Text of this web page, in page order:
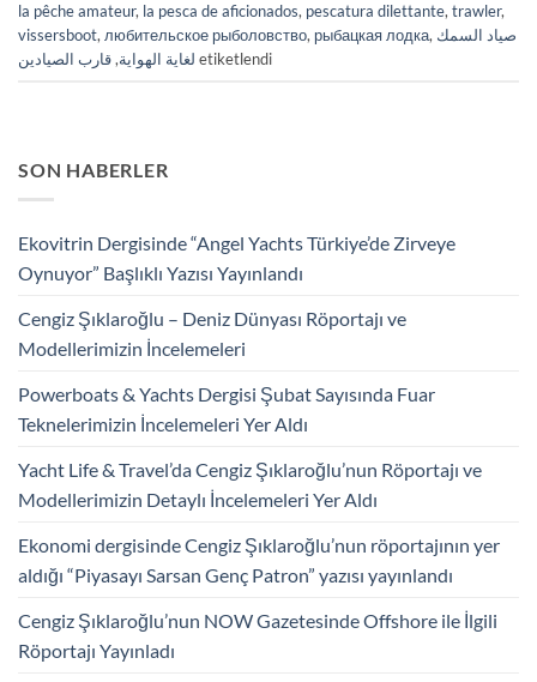
la pêche amateur, la pesca de aficionados, pescatura dilettante,trawler,
vissersboot,любительское рыболовство,рыбацкая лодка, صياد السمك
لغاية الهواية,قارب الصيادين etiketlendi
SON HABERLER
Ekovitrin Dergisinde “Angel Yachts Türkiye’de Zirveye
Oynuyor” Başlıklı Yazısı Yayınlandı
Cengiz Şıklaroğlu – Deniz Dünyası Röportajı ve
Modellerimizin İncelemeleri
Powerboats & Yachts Dergisi Şubat Sayısında Fuar
Teknelerimizin İncelemeleri Yer Aldı
Yacht Life & Travel’da Cengiz Şıklaroğlu’nun Röportajı ve
Modellerimizin Detaylı İncelemeleri Yer Aldı
Ekonomi dergisinde Cengiz Şıklaroğlu’nun röportajının yer
aldığı “Piyasayı Sarsan Genç Patron” yazısı yayınlandı
Cengiz Şıklaroğlu’nun NOW Gazetesinde Offshore ile İlgili
Röportajı Yayınladı